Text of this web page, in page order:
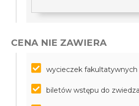
CENA NIE ZAWIERA
wycieczek fakultatywnych
biletów wstępu do